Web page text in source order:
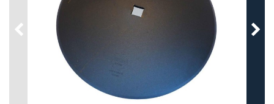
Předchozí